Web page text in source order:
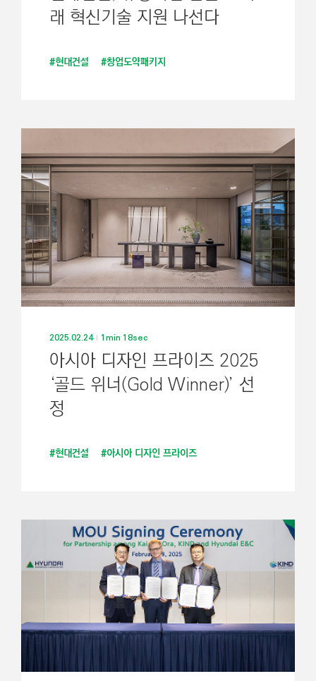
래 혁신기술 지원 나선다
#현대건설 #창업도약패키지
2025.02.24 1min 18sec
아시아 디자인 프라이즈 2025
‘골드 위너(Gold Winner)’ 선
정
#현대건설 #아시아 디자인 프라이즈